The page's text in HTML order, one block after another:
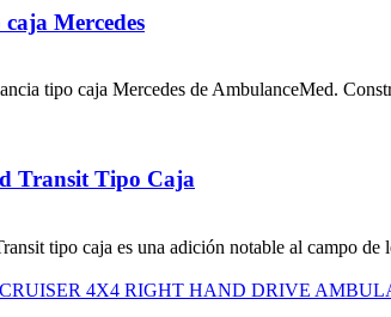
Mercedes
tipo caja Mercedes de AmbulanceMed.
Transit Tipo Caja
tipo caja es una adición notable al campo de